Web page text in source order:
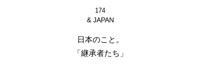
174
& JAPAN
日本のこと。
「継承者たち」